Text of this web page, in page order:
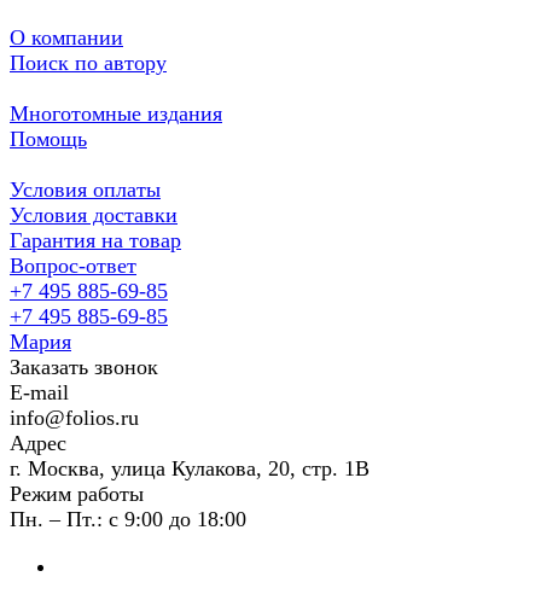
О компании
Поиск по автору
Многотомные издания
Помощь
Условия оплаты
Условия доставки
Гарантия на товар
Вопрос-ответ
+7 495 885-69-85
+7 495 885-69-85
Мария
Заказать звонок
E-mail
info@folios.ru
Адрес
г. Москва, улица Кулакова, 20, стр. 1В
Режим работы
Пн. – Пт.: с 9:00 до 18:00